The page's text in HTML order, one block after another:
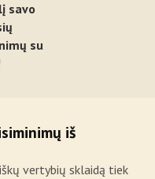
savo
su
iš
vertybių sklaidą tiek